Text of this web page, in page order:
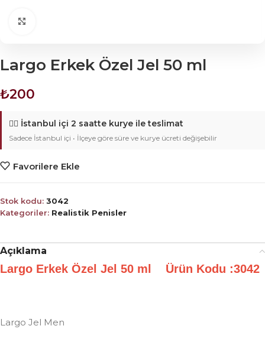
Largo Erkek Özel Jel 50 ml
₺200
🚴‍♂️ İstanbul içi 2 saatte kurye ile teslimat
Sadece İstanbul içi • İlçeye göre süre ve kurye ücreti değişebilir
Favorilere Ekle
Stok kodu: 3042
Kategoriler: Realistik Penisler
Açıklama
Largo Erkek Özel Jel 50 ml Ürün Kodu :3042
Largo Jel Men